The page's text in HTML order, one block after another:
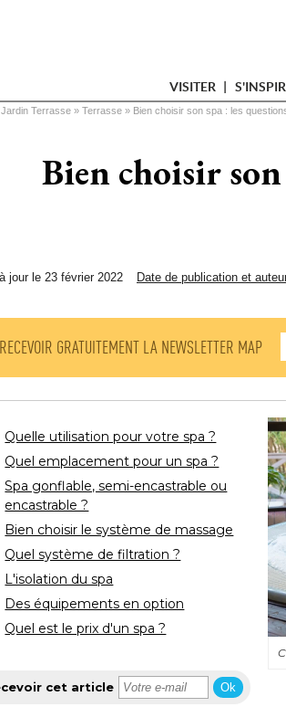
VISITER
ici
Jardin Terrasse » Terrasse » Bien choisir son spa : les
Bien choisir son
jour le 23 février 2022 Date de publication et
RECEVOIR GRATUITEMENT LA NEWSLETTER MAP
Quelle utilisation pour votre spa ?
Quel emplacement pour un spa ?
Spa gonflable, semi-encastrable ou
encastrable ?
Bien choisir le système de massage
Quel système de filtration ?
L'isolation du spa
Des équipements en option
Quel est le prix d'un spa ?
cet article Ok